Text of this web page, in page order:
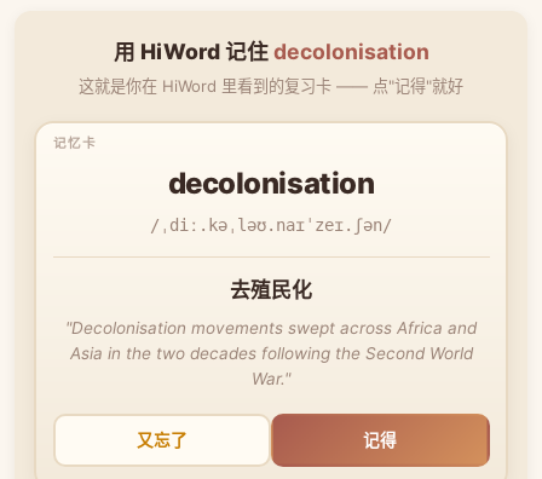
用 HiWord 记住decolonisation
这就是你在 HiWord 里看到的复习卡 —— 点"记得"就好
decolonisation
/ˌdiː.kəˌləʊ.naɪˈzeɪ.ʃən/
去殖民化
"Decolonisation movements swept across Africa and
Asia in the two decades following the Second World
War."
又忘了 记得